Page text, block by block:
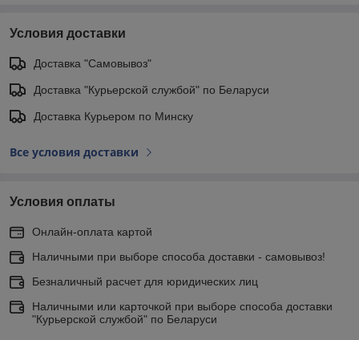
Условия доставки
Доставка "Самовывоз"
Доставка "Курьерской службой" по Беларуси
Доставка Курьером по Минску
Все условия доставки
Условия оплаты
Онлайн-оплата картой
Наличными при выборе способа доставки - самовывоз!
Безналичный расчет для юридических лиц
Наличными или карточкой при выборе способа доставки
"Курьерской службой" по Беларуси